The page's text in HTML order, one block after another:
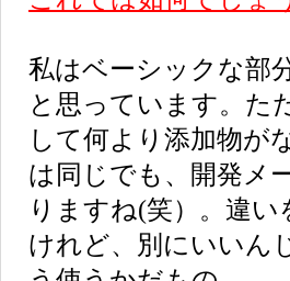
私はベーシックな部
と思っています。た
して何より添加物が
は同じでも、開発メ
りますね(笑）。違
けれど、別にいいん